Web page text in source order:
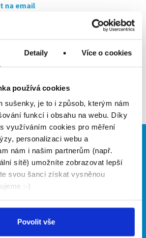
Detaily Více o cookies
používá cookies
sušenky, je to i způsob, kterým nám
funkcí i obsahu na webu. Díky
využíváním cookies pro měření
personalizaci webu a
nám i našim partnerům (např.
sítě) umožníte zobrazovat lepší
svou šanci získat vysněnou
:-)
Povolit vše
na email
oblíbených
Firmy
Vložit inzerát
Ceník
Naše další projekty